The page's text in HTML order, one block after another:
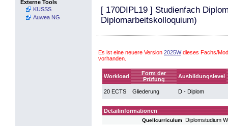
Externe Tools
KUSSS
Auwea NG
[ 170DIPL19 ] Studienfach
Diplomarbeitskolloquium)
Es ist eine neuere Version 2025Wdieses Fachs/
vorhanden.
Workload
Form der
Prüfung
Ausbildungslevel
20 ECTS Gliederung D - Diplom
Detailinformationen
Quellcurriculum Diplomstudium